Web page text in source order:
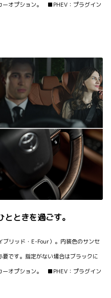
ーオプション。 ■PHEV：プラグイン
ときを過ごす。
リッド・E-Four）。内装色のサンセ
です。指定がない場合はブラックに
ーオプション。 ■PHEV：プラグイン